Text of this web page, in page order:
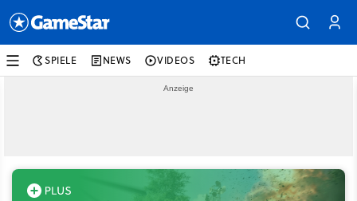
SPIELE NEWS VIDEOS TECH